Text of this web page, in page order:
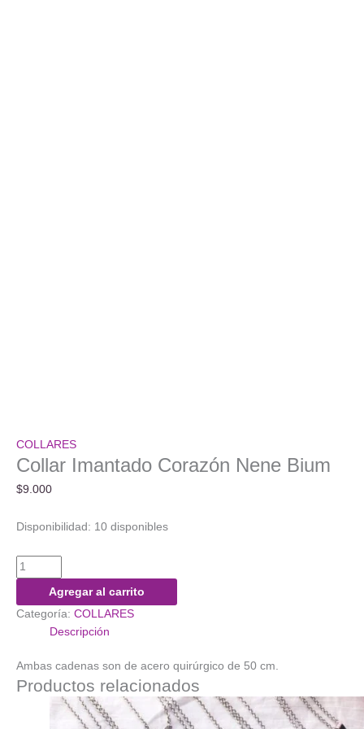
COLLARES
Collar Imantado Corazón Nene Bium
$9.000
Disponibilidad: 10 disponibles
Collar
Imantado
Corazón
Nene
Agregar al carrito
Categoría: COLLARES
Descripción
Ambas cadenas son de acero quirúrgico de 50 cm.
Productos relacionados